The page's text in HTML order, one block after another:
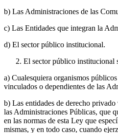
b) Las Administraciones de las
c) Las Entidades que integran la
d) El sector público institucional.
El sector público institucional
a) Cualesquiera organismos
vinculados o dependientes de las
b) Las entidades de derecho
las Administraciones Públicas, que
en las normas de esta Ley que
mismas, y en todo caso, cuando